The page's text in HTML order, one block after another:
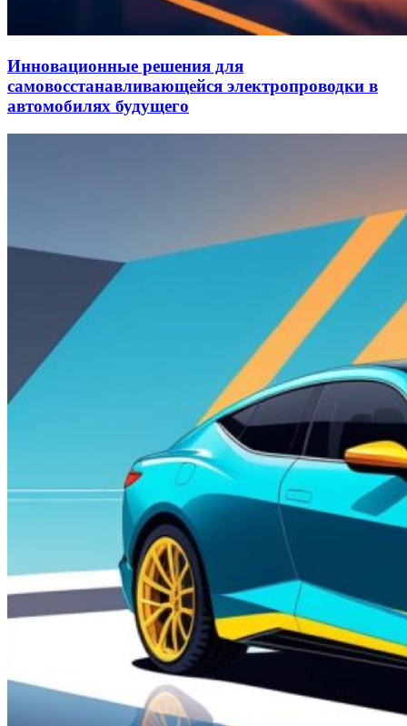
Инновационные решения для
самовосстанавливающейся электропроводки в
автомобилях будущего